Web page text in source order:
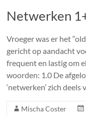
Netwerken
Vroeger was er het
gericht op aandacht
frequent en lastig om
woorden: 1.0 De
‘netwerken’ zich
Mischa Coster